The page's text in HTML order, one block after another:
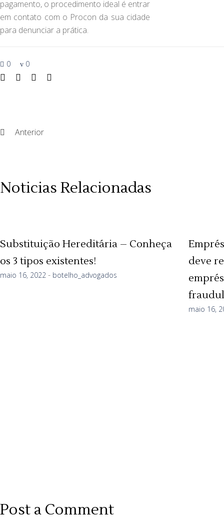
0 0
Anterior
Noticias Relacionadas
Substituição Hereditária – Conheça
os 3 tipos existentes!
maio 16, 2022 botelho_advogados
deve
maio 16,
Post a Comment